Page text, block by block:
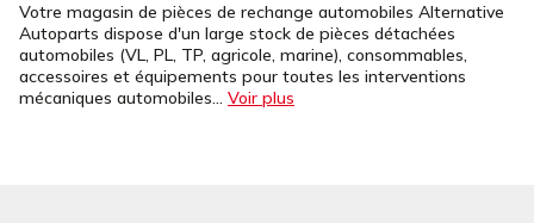
Votre magasin de pièces de rechange automobiles Alternative
Autoparts dispose d'un large stock de pièces détachées
automobiles (VL, PL, TP, agricole, marine), consommables,
accessoires et équipements pour toutes les interventions
mécaniques automobiles... Voir plus